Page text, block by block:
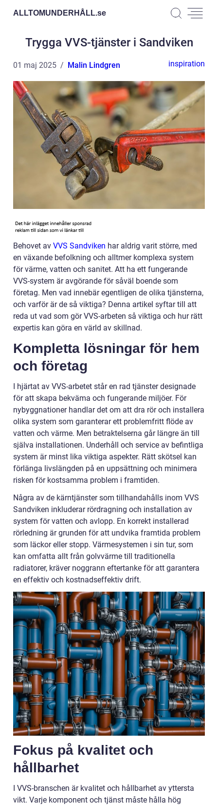
ALLTOMUNDERHÅLL.se
Trygga VVS-tjänster i Sandviken
01 maj 2025 Malin Lindgren inspiration
Behovet av VVS Sandviken har aldrig varit större, med
en växande befolkning och alltmer komplexa system
för värme, vatten och sanitet. Att ha ett fungerande
VVS-system är avgörande för såväl boende som
företag. Men vad innebär egentligen de olika tjänsterna,
och varför är de så viktiga? Denna artikel syftar till att
reda ut vad som gör VVS-arbeten så viktiga och hur rätt
expertis kan göra en värld av skillnad.
Kompletta lösningar för hem
och företag
I hjärtat av VVS-arbetet står en rad tjänster designade
för att skapa bekväma och fungerande miljöer. För
nybyggnationer handlar det om att dra rör och installera
olika system som garanterar ett problemfritt flöde av
vatten och värme. Men betraktelserna går längre än till
själva installationen. Underhåll och service av befintliga
system är minst lika viktiga aspekter. Rätt skötsel kan
förlänga livslängden på en uppsättning och minimera
risken för kostsamma problem i framtiden.
Några av de kärntjänster som tillhandahålls inom VVS
Sandviken inkluderar rördragning och installation av
system för vatten och avlopp. En korrekt installerad
rörledning är grunden för att undvika framtida problem
som läckor eller stopp. Värmesystemen i sin tur, som
kan omfatta allt från golvvärme till traditionella
radiatorer, kräver noggrann eftertanke för att garantera
en effektiv och kostnadseffektiv drift.
Fokus på kvalitet och
hållbarhet
I VVS-branschen är kvalitet och hållbarhet av yttersta
vikt. Varje komponent och tjänst måste hålla hög